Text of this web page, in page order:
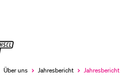
Über uns Jahresbericht
Aktuell
Jahresbericht